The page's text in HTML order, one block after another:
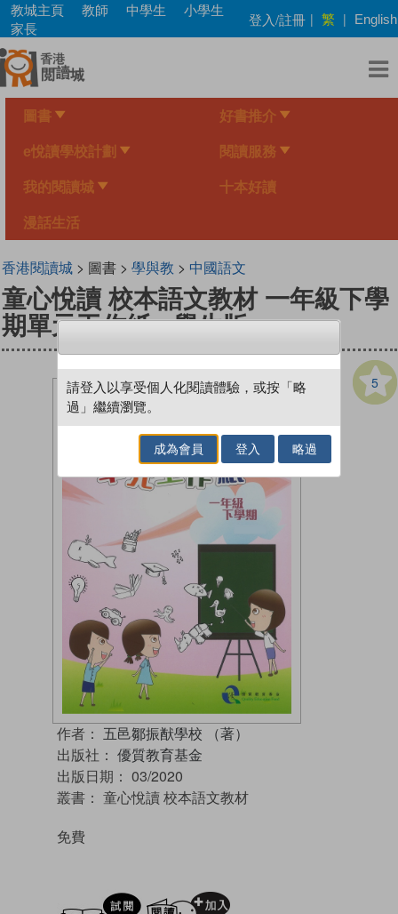
Skip
main
content
教城主頁 教師 中學生
小學生
家長
登入/註冊 | 繁 | English
圖書 好書推介
e悅讀學校計劃 閱讀服務
我的閱讀城 十本好讀
漫話生活
香港閱讀城> 圖書 > 學與教 > 中國語文
童心悅讀 校本語文教材 一年級下學
期單元工作紙 - 學生版
5
作者： 五邑鄒振猷學校 （著）
出版社： 優質教育基金
出版日期： 03/2020
叢書： 童心悅讀 校本語文教材
免費
試閲
請登入以享受個人化閱讀體驗，或按「略
過」繼續瀏覽。
成為會員 登入 略過